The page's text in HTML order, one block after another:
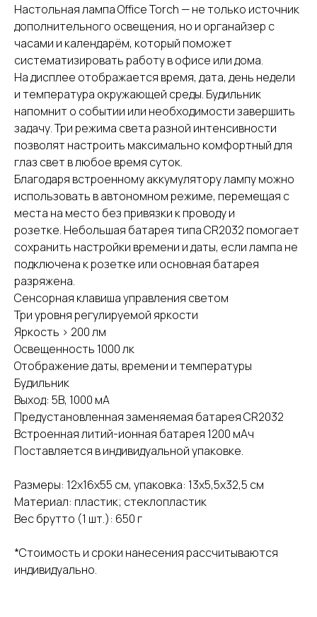
Настольная лампа Office Torch — не только источник
дополнительного освещения, но и органайзер с
часами и календарём, который поможет
систематизировать работу в офисе или дома.
На дисплее отображается время, дата, день недели
и температура окружающей среды. Будильник
напомнит о событии или необходимости завершить
задачу. Три режима света разной интенсивности
позволят настроить максимально комфортный для
глаз свет в любое время суток.
Благодаря встроенному аккумулятору лампу можно
использовать в автономном режиме, перемещая с
места на место без привязки к проводу и
розетке. Небольшая батарея типа CR2032 помогает
сохранить настройки времени и даты, если лампа не
подключена к розетке или основная батарея
разряжена.
Сенсорная клавиша управления светом
Три уровня регулируемой яркости
Яркость > 200 лм
Освещенность 1000 лк
Отображение даты, времени и температуры
Будильник
Выход: 5В, 1000 мА
Предустановленная заменяемая батарея CR2032
Встроенная литий-ионная батарея 1200 мАч
Поставляется в индивидуальной упаковке.
Размеры: 12x16x55 см, упаковка: 13x5,5x32,5 см
Материал: пластик; стеклопластик
Вес брутто (1 шт.): 650 г
*Стоимость и сроки нанесения рассчитываются
индивидуально.